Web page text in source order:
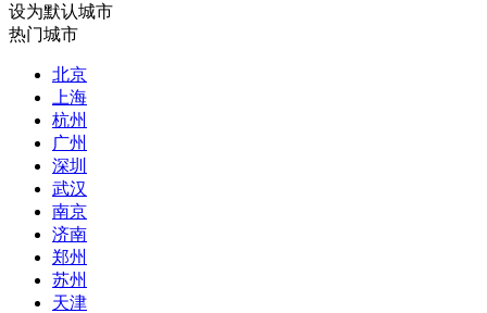
设为默认城市
热门城市
北京
上海
杭州
广州
深圳
武汉
南京
济南
郑州
苏州
天津